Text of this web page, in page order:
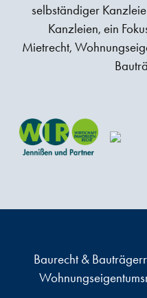
selbständiger
Kanzleien, ein
Mietrecht,
Baurecht &